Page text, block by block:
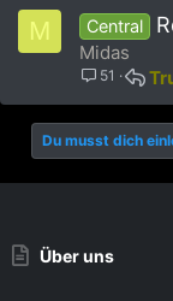
M Central
Midas
51
Du musst dich
Über uns